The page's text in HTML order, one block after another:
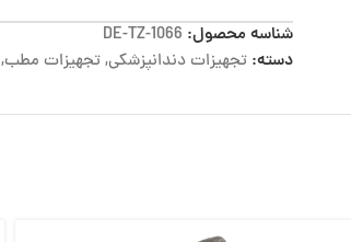
شناسه محصول: DE-TZ-1066
دسته: تجهیزات دندانپزشکی,تجهیزات مطب,